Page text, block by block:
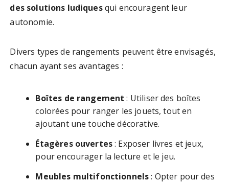
des solutions ludiquesqui encouragent leur
autonomie.
Divers types de rangements peuvent être envisagés,
chacun ayant ses avantages :
Boîtes de rangement : Utiliser des boîtes
colorées pour ranger les jouets, tout en
ajoutant une touche décorative.
Étagères ouvertes: Exposer livres et jeux,
pour encourager la lecture et le jeu.
Meubles multifonctionnels: Opter pour des